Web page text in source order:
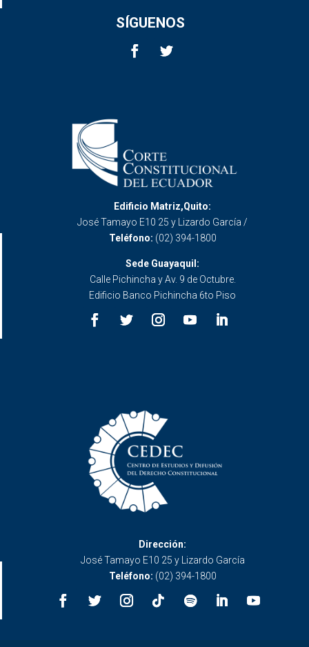
SÍGUENOS
Edificio Matriz,Quito:
José Tamayo E10 25 y Lizardo García /
Teléfono: (02) 394-1800
Sede Guayaquil:
Calle Pichincha y Av. 9 de Octubre.
Edificio Banco Pichincha 6to Piso
Dirección:
José Tamayo E10 25 y Lizardo García
Teléfono: (02) 394-1800